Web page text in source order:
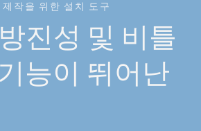
작을 위한 설치 도구
진성 및 비틀
능이 뛰어난